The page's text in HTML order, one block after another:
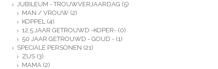
JUBILEUM - TROUWVERJAARDAG (5)
MAN / VROUW (2)
KOPPEL (4)
12,5 JAAR GETROUWD -KOPER- (0)
50 JAAR GETROUWD - GOUD - (1)
SPECIALE PERSONEN (21)
ZUS (3)
MAMA (2)